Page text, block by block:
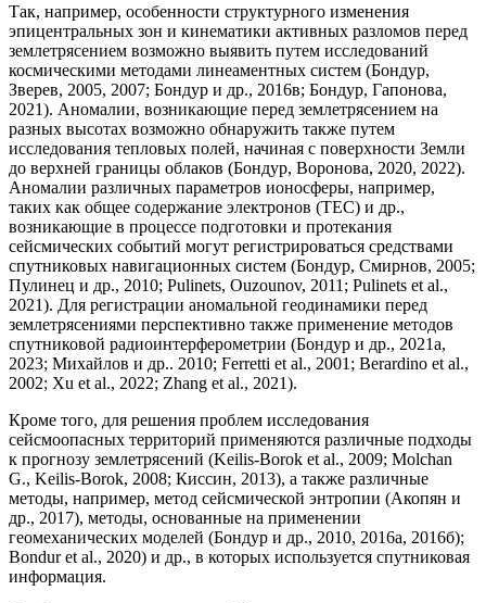
Так, например, особенности структурного изменения
эпицентральных зон и кинематики активных разломов перед
землетрясением возможно выявить путем исследований
космическими методами линеаментных систем (Бондур,
Зверев, 2005, 2007; Бондур и др., 2016в; Бондур, Гапонова,
2021). Аномалии, возникающие перед землетрясением на
разных высотах возможно обнаружить также путем
исследования тепловых полей, начиная с поверхности Земли
до верхней границы облаков (Бондур, Воронова, 2020, 2022).
Аномалии различных параметров ионосферы, например,
таких как общее содержание электронов (TEC) и др.,
возникающие в процессе подготовки и протекания
сейсмических событий могут регистрироваться средствами
спутниковых навигационных систем (Бондур, Смирнов, 2005;
Пулинец и др., 2010; Pulinets, Ouzounov, 2011; Pulinets et al.,
2021). Для регистрации аномальной геодинамики перед
землетрясениями перспективно также применение методов
спутниковой радиоинтерферометрии (Бондур и др., 2021а,
2023; Михайлов и др.. 2010; Ferretti et al., 2001; Berardino et al.,
2002; Xu et al., 2022; Zhang et al., 2021).
Кроме того, для решения проблем исследования
сейсмоопасных территорий применяются различные подходы
к прогнозу землетрясений (Keilis-Borok et al., 2009; Molchan
G., Keilis-Borok, 2008; Киссин, 2013), а также различные
методы, например, метод сейсмической энтропии (Акопян и
др., 2017), методы, основанные на применении
геомеханических моделей (Бондур и др., 2010, 2016а, 2016б);
Bondur et al., 2020) и др., в которых используется спутниковая
информация.